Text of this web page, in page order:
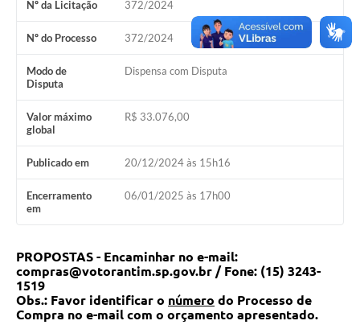
Ouvidoria
Diário Oficial
Jornal (Edições anteriores)
Uso de Internet e Recursos de Informática
Plano Municipal de Saneamento Básico
Arquivos para Download
Guarda Civil Municipal (GCM)
Arborização urbana
Manual para arquivo de remessa – NFSe
Lei de Acesso à Informação
Galeria de Vídeos
Nº da Licitação 372/2024
Nº do Processo 372/2024
Modo de
Disputa
Dispensa com Disputa
Valor máximo
global
R$ 33.076,00
Publicado em 20/12/2024 às 15h16
Encerramento
em
06/01/2025 às 17h00
PROPOSTAS - Encaminhar no e-mail:
compras@votorantim.sp.gov.br / Fone: (15) 3243-
1519
Obs.: Favor identificar o número do Processo de
Compra no e-mail com o orçamento apresentado.